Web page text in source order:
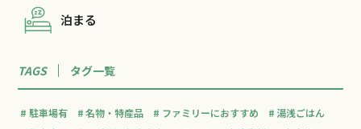
泊まる
TAGS タグ一覧
駐車場有 名物・特産品 ファミリーにおすすめ
湯浅ごはん